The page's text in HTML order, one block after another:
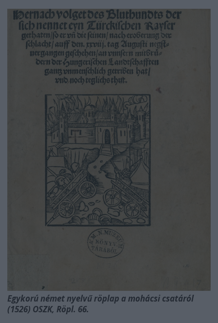
Egykorú német nyelvű röplap a mohácsi csatáról
(1526) OSZK, Röpl. 66.